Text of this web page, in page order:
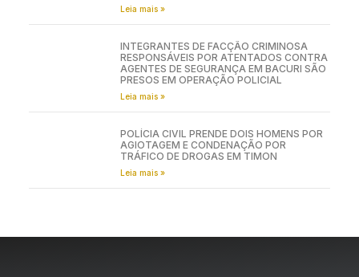
Leia mais »
INTEGRANTES DE FACÇÃO CRIMINOSA
RESPONSÁVEIS POR ATENTADOS CONTRA
AGENTES DE SEGURANÇA EM BACURI SÃO
PRESOS EM OPERAÇÃO POLICIAL
Leia mais »
POLÍCIA CIVIL PRENDE DOIS HOMENS POR
AGIOTAGEM E CONDENAÇÃO POR
TRÁFICO DE DROGAS EM TIMON
Leia mais »